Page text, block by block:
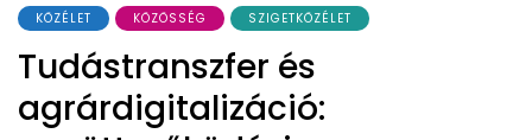
KÖZÉLET KÖZÖSSÉG SZIGETKÖZÉLET
Tudástranszfer és
agrárdigitalizáció: